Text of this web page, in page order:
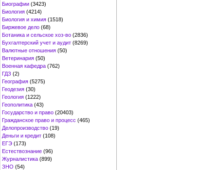
Биографии (3423)
Биология (4214)
Биология и химия (1518)
Биржевое дело (68)
Ботаника и сельское хоз-во (2836)
Бухгалтерский учет и аудит (8269)
Валютные отношения (50)
Ветеринария (50)
Военная кафедра (762)
ГДЗ (2)
География (5275)
Геодезия (30)
Геология (1222)
Геополитика (43)
Государство и право (20403)
Гражданское право и процесс (465)
Делопроизводство (19)
Деньги и кредит (108)
ЕГЭ (173)
Естествознание (96)
Журналистика (899)
ЗНО (54)